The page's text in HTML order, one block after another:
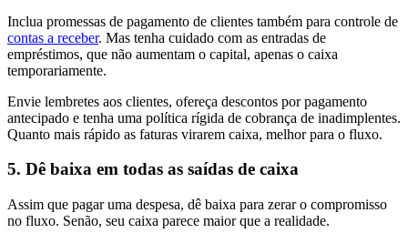
Inclua promessas de pagamento de clientes também para controle de
contas a receber. Mas tenha cuidado com as entradas de
empréstimos, que não aumentam o capital, apenas o caixa
temporariamente.
Envie lembretes aos clientes, ofereça descontos por pagamento
antecipado e tenha uma política rígida de cobrança de inadimplentes.
Quanto mais rápido as faturas virarem caixa, melhor para o fluxo.
5. Dê baixa em todas as saídas de caixa
Assim que pagar uma despesa, dê baixa para zerar o compromisso
no fluxo. Senão, seu caixa parece maior que a realidade.